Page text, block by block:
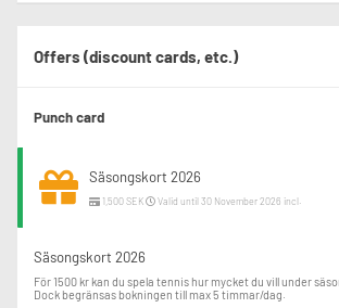
Offers (discount cards, etc.)
Punch card
Säsongskort 2026
1,500 SEK Valid until 30 November 2026 incl.
Säsongskort 2026
För 1500 kr kan du spela tennis hur mycket du vill under
Dock begränsas bokningen till max 5 timmar/dag.